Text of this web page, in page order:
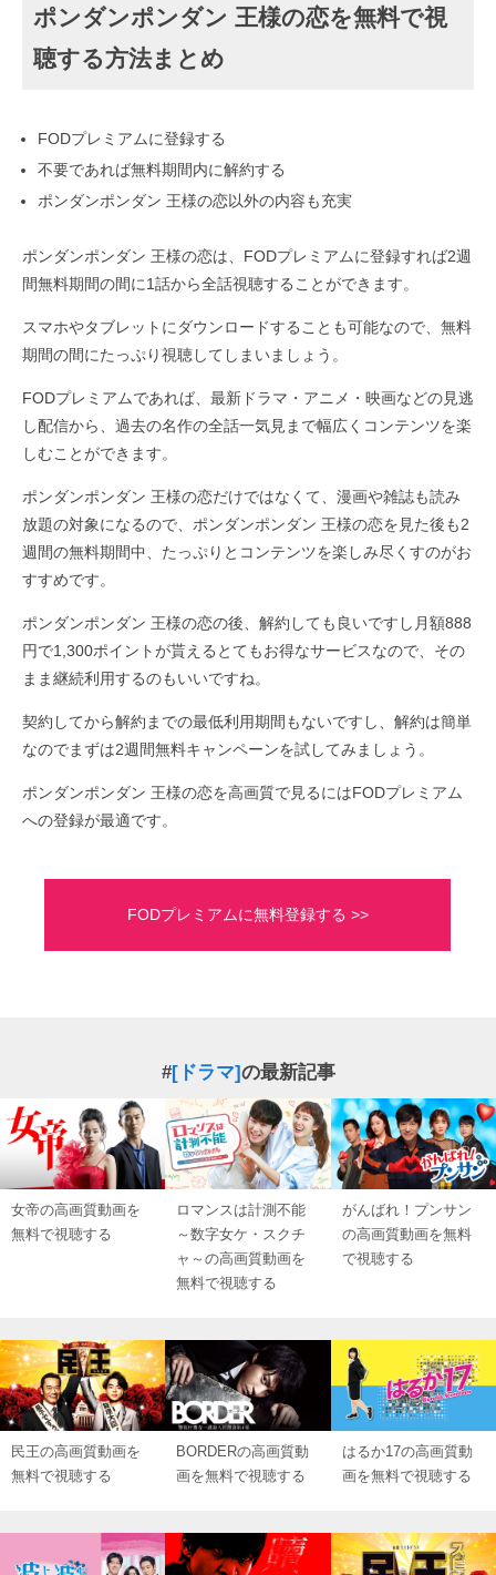
ポンダンポンダン 王様の恋を無料で視
聴する方法まとめ
FODプレミアムに登録する
不要であれば無料期間内に解約する
ポンダンポンダン 王様の恋以外の内容も充実
ポンダンポンダン 王様の恋は、FODプレミアムに登録すれば2週
間無料期間の間に1話から全話視聴することができます。
スマホやタブレットにダウンロードすることも可能なので、無料
期間の間にたっぷり視聴してしまいましょう。
FODプレミアムであれば、最新ドラマ・アニメ・映画などの見逃
し配信から、過去の名作の全話一気見まで幅広くコンテンツを楽
しむことができます。
ポンダンポンダン 王様の恋だけではなくて、漫画や雑誌も読み
放題の対象になるので、ポンダンポンダン 王様の恋を見た後も2
週間の無料期間中、たっぷりとコンテンツを楽しみ尽くすのがお
すすめです。
ポンダンポンダン 王様の恋の後、解約しても良いですし月額888
円で1,300ポイントが貰えるとてもお得なサービスなので、その
まま継続利用するのもいいですね。
契約してから解約までの最低利用期間もないですし、解約は簡単
なのでまずは2週間無料キャンペーンを試してみましょう。
ポンダンポンダン 王様の恋を高画質で見るにはFODプレミアム
への登録が最適です。
FODプレミアムに無料登録する >>
#[ドラマ]の最新記事
女帝の高画質動画を
無料で視聴する
ロマンスは計測不能
～数字女ケ・スクチ
ャ～の高画質動画を
無料で視聴する
がんばれ！プンサン
の高画質動画を無料
で視聴する
民王の高画質動画を
無料で視聴する
BORDERの高画質動
画を無料で視聴する
はるか17の高画質動
画を無料で視聴する